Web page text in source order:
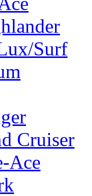
Surf
Cruiser
Ace